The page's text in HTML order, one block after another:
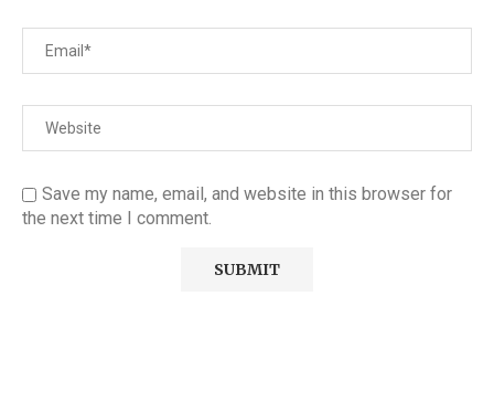
Save my name, email, and website in this browser for
the next time I comment.